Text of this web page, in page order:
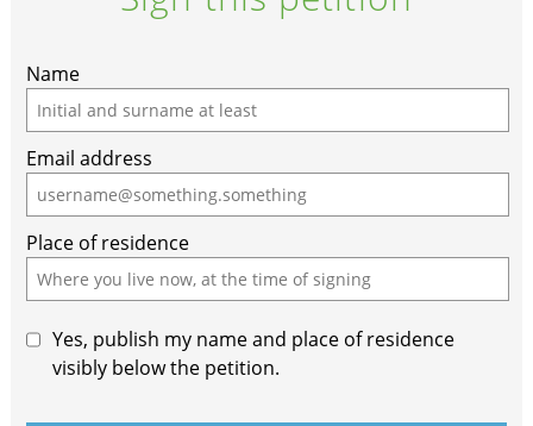
Name
Email address
Place of residence
Yes, publish my name and place of residence
visibly below the petition.